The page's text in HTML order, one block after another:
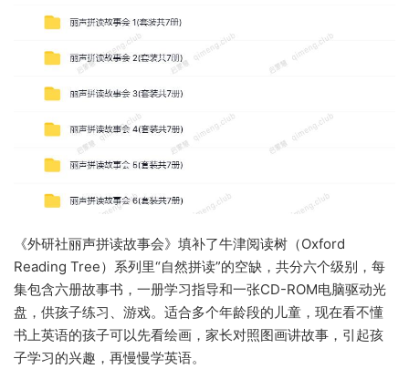
《外研社丽声拼读故事会》填补了牛津阅读树（Oxford
Reading Tree）系列里“自然拼读”的空缺，共分六个级别，每
集包含六册故事书，一册学习指导和一张CD-ROM电脑驱动光
盘，供孩子练习、游戏。适合多个年龄段的儿童，现在看不懂
书上英语的孩子可以先看绘画，家长对照图画讲故事，引起孩
子学习的兴趣，再慢慢学英语。